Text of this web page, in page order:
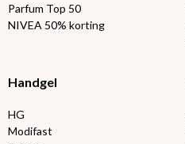
Parfum Top 50
NIVEA 50% korting
Handgel
HG
Modifast